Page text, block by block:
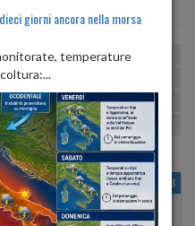
max:21º U:62%
22º max:23º
19º max:24º U:66%-90%
max:18º U:88%
MAR 11 MER 12 GIO 13
giorni ancora nella morsa
temperature